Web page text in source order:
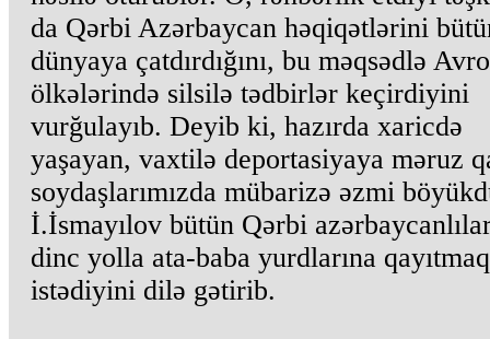
da Qərbi Azərbaycan həqiqətlərini
dünyaya çatdırdığını, bu məqsədlə
ölkələrində silsilə tədbirlər keçirdiyini
vurğulayıb. Deyib ki, hazırda xaricdə
yaşayan, vaxtilə deportasiyaya məruz
soydaşlarımızda mübarizə əzmi
İ.İsmayılov bütün Qərbi
dinc yolla ata-baba yurdlarına qayıtmaq
istədiyini dilə gətirib.